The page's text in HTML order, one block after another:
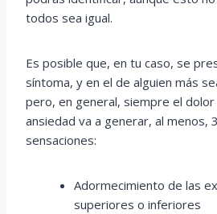
todos sea igual.
Es posible que, en tu caso, se
síntoma, y en el de alguien más
pero, en general, siempre el
ansiedad va a generar, al menos,
sensaciones:
Adormecimiento de las
superiores o inferiores